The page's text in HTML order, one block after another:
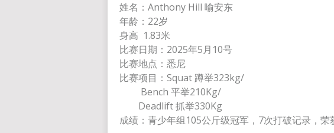
姓名：Anthony Hill 喻安东
年龄：22岁
身高 1.83米
比赛日期：2025年5月10号
比赛地点：悉尼
比赛项目：Squat 蹲举323kg/
Bench 平举210Kg/
Deadlift 抓举330Kg
成绩：青少年组105公斤级冠军，7次打破记录，